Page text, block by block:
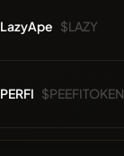
LazyApe $LAZY
PERFI $PEEFITOKEN